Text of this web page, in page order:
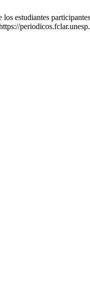
estudiantes